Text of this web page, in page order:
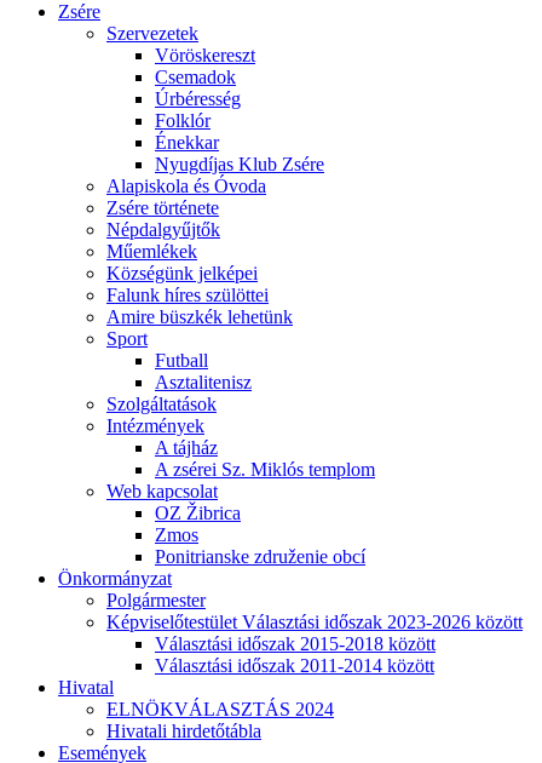
Zsére
Szervezetek
Vöröskereszt
Csemadok
Úrbéresség
Folklór
Énekkar
Nyugdíjas Klub Zsére
Alapiskola és Óvoda
Zsére története
Népdalgyűjtők
Műemlékek
Községünk jelképei
Falunk híres szülöttei
Amire büszkék lehetünk
Sport
Futball
Asztalitenisz
Szolgáltatások
Intézmények
A tájház
A zsérei Sz. Miklós templom
Web kapcsolat
OZ Žibrica
Zmos
Ponitrianske združenie obcí
Önkormányzat
Polgármester
Képviselőtestület Választási időszak 2023-2026 között
Választási időszak 2015-2018 között
Választási időszak 2011-2014 között
Hivatal
ELNÖKVÁLASZTÁS 2024
Hivatali hirdetőtábla
Események